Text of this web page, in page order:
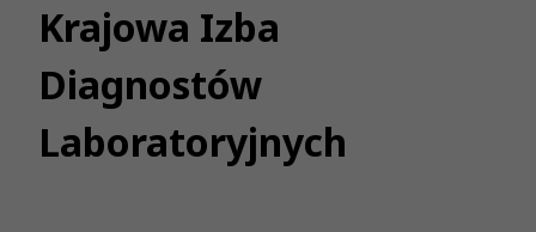
Krajowa Izba
Diagnostów
Laboratoryjnych